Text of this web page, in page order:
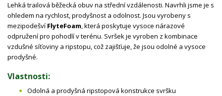
Lehká trailová běžecká obuv na střední vzdálenosti. Navrhli jsme je s
ohledem na rychlost, prodyšnost a odolnost. Jsou vyrobeny s
mezipodešví FlyteFoam, která poskytuje vysoce nárazové
odpružení pro pohodlí v terénu. Svršek je vyroben z kombinace
vzdušné síťoviny a ripstopu, což zajišťuje, že jsou odolné a vysoce
prodyšné.
Vlastnosti:
Odolná a prodyšná ripstopová konstrukce svršku